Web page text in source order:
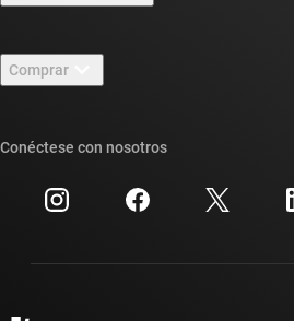
Carreras laborales
Sala de redacción
Eventos
Relaciones con los inversionistas
Foros de soporte de diseño de TI E2E™
Búsqueda de referencias cruzadas
Centro de atención al cliente
Comprar
Preguntas frecuentes sobre pedidos
Conéctese con nosotros